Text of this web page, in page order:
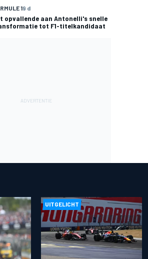
19 d
opvallende aan Antonelli's snelle
tot F1-titelkandidaat
UITGELICHT